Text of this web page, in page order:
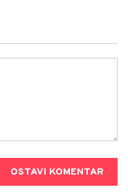
OSTAVI KOMENTAR